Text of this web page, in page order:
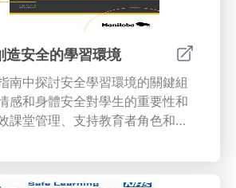
造安全的學習環境
南中探討安全學習環境的關鍵組
感和身體安全對學生的重要性和
課堂管理、支持教育者角色和促
因素。了解安全氛圍對學業成功
處。深入了解身體安全措施、情
強學生安全的可行策略，包括技